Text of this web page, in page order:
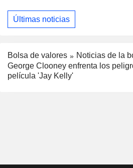
Últimas noticias
Bolsa de valores
Noticias de la
George Clooney enfrenta los
película 'Jay Kelly'